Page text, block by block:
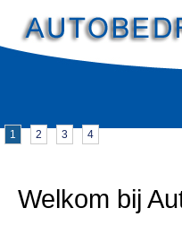
1 2 3 4
Welkom bij